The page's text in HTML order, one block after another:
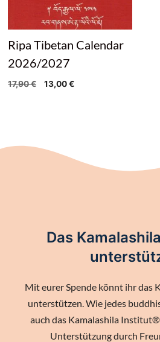
Ripa Tibetan Calendar
2026/2027
17,90€
Ursprünglicher
13,00€Aktueller
Das
Mit eurer Spende könnt ihr das
unterstützen. Wie jedes
auch das Kamalashila
Unterstützung durch